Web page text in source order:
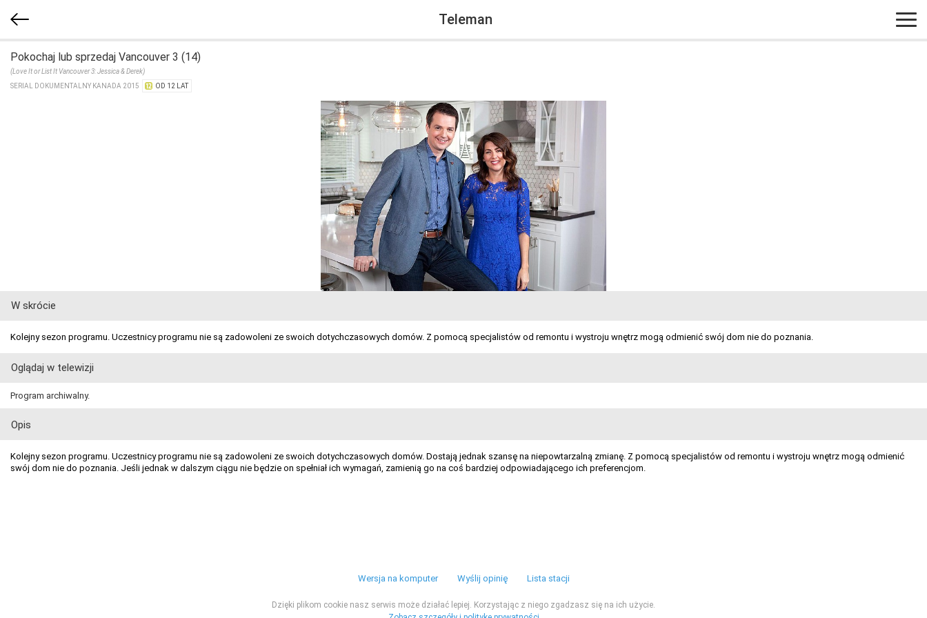
Teleman
Pokochaj lub sprzedaj Vancouver 3 (14)
(Love It or List It Vancouver 3: Jessica & Derek)
SERIAL DOKUMENTALNY KANADA 2015
OD 12 LAT
W skrócie
Kolejny sezon programu. Uczestnicy programu nie są zadowoleni ze swoich dotychczasowych domów. Z pomocą specjalistów od remontu i wystroju wnętrz mogą odmienić swój dom nie do poznania.
Oglądaj w telewizji
Program archiwalny.
Opis
Kolejny sezon programu. Uczestnicy programu nie są zadowoleni ze swoich dotychczasowych domów. Dostają jednak szansę na niepowtarzalną zmianę. Z pomocą specjalistów od remontu i wystroju wnętrz mogą odmienić
swój dom nie do poznania. Jeśli jednak w dalszym ciągu nie będzie on spełniał ich wymagań, zamienią go na coś bardziej odpowiadającego ich preferencjom.
Wersja na komputer Wyślij opinię Lista stacji
Dzięki plikom cookie nasz serwis może działać lepiej. Korzystając z niego zgadzasz się na ich użycie.